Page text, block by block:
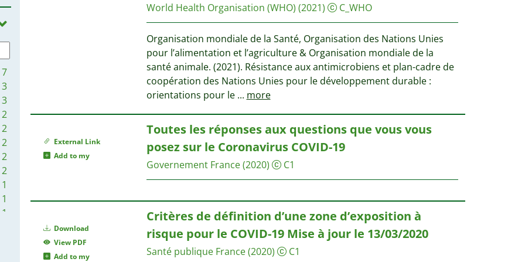
1
1
1
1
7
3
3
2
2
2
2
2
1
1
1
World Health Organisation (WHO) (2021) C_WHO
Organisation mondiale de la Santé, Organisation des Nations Unies
pour l’alimentation et l’agriculture & Organisation mondiale de la
santé animale. (‎2021)‎. Résistance aux antimicrobiens et plan-cadre de
coopération des Nations Unies pour le développement durable :
orientations pour le ... more
External Link
Add to my
Toutes les réponses aux questions que vous vous
posez sur le Coronavirus COVID-19
Governement France (2020) C1
Download
View PDF
Add to my
Critères de définition d’une zone d’exposition à
risque pour le COVID-19 Mise à jour le 13/03/2020
Santé publique France (2020) C1